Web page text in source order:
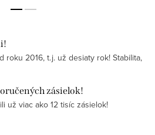
roku 2016, t.j. už desiaty rok! Stabilita,
zásielok!
už viac ako 12 tisíc zásielok!